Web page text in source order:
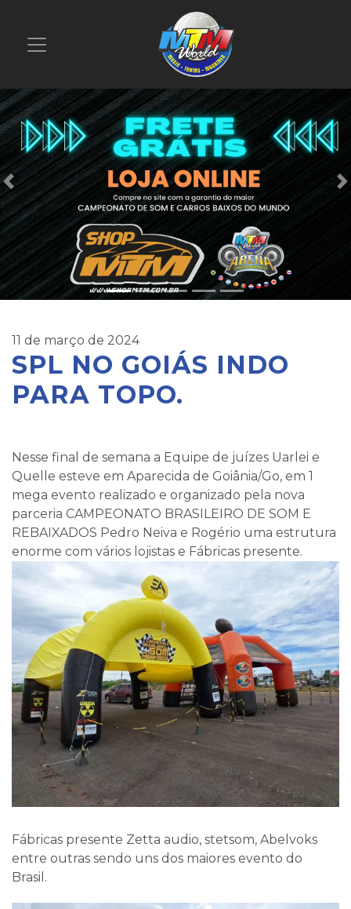
Previous
11 de março de 2024
SPL NO GOIÁS INDO
PARA TOPO.
Nesse final de semana a Equipe de juízes Uarlei e
Quelle esteve em Aparecida de Goiânia/Go, em 1
mega evento realizado e organizado pela nova
parceria CAMPEONATO BRASILEIRO DE SOM E
REBAIXADOS Pedro Neiva e Rogério uma estrutura
enorme com vários lojistas e Fábricas presente.
Fábricas presente Zetta audio, stetsom, Abelvoks
entre outras sendo uns dos maiores evento do
Brasil.